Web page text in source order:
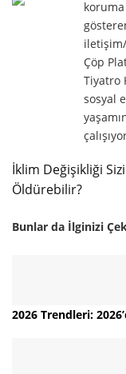
iletişim/
Çöp
Tiyatro
sosyal
İklim Değişikliği Sizi
Öldürebilir?
Bunlar da İlginizi
2026 Trendleri: